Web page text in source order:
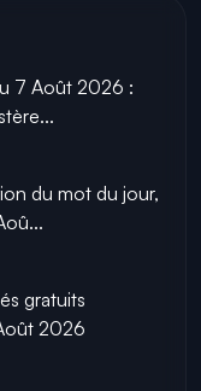
7 Août 2026 :
du mot du jour,
gratuits
2026